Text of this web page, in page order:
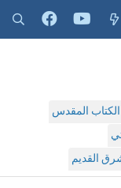
المقدس
القديم